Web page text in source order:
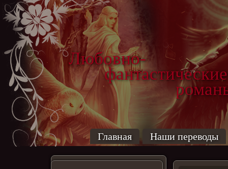
Любовно-
фантастические
Главная Наши переводы